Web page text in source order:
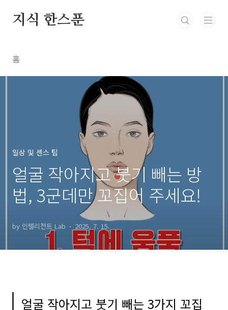
지식 한스푼
홈
일상 및 센스 팁
얼굴 작아지고 붓기 빼는 방
법, 3군데만 꼬집어 주세요!
by 인텔리전트 Lab 2025. 7. 15.
얼굴 작아지고 붓기 빼는 3가지 꼬집